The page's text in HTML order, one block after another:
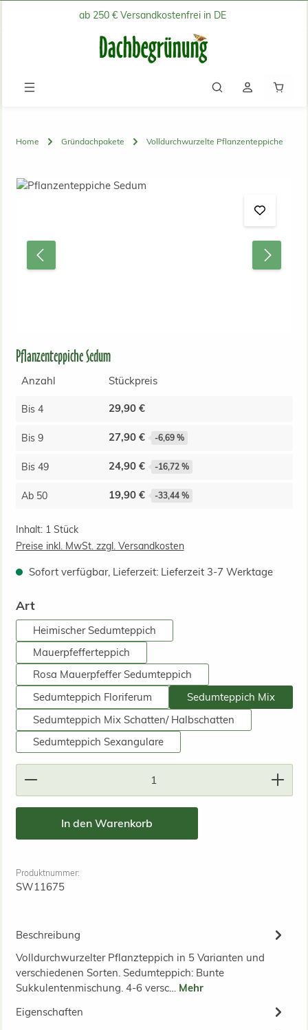
Zum Hauptinhalt springenab 250 € Versandkostenfrei in DE
Home Gründachpakete Volldurchwurzelte Pflanzenteppiche
Bildergalerie überspringen
Pflanzenteppiche Sedum
Anzahl Stückpreis
Bis 4 29,90 €
Bis 9 27,90 € -6,69 %
Bis 49 24,90 € -16,72 %
Ab 50 19,90 € -33,44 %
Inhalt: 1 Stück
Preise inkl. MwSt. zzgl. Versandkosten
Sofort verfügbar, Lieferzeit: Lieferzeit 3-7 Werktage
Artauswählen
Heimischer Sedumteppich
Mauerpfefferteppich
Rosa Mauerpfeffer Sedumteppich
Sedumteppich Floriferum
Sedumteppich Mix
Sedumteppich Mix Schatten/ Halbschatten
Sedumteppich Sexangulare
Produkt Anzahl: Gib den gewünschten Wert ein
In den Warenkorb
Produktnummer:
SW11675
Beschreibung
Volldurchwurzelter Pflanzteppich in 5 Varianten und
verschiedenen Sorten. Sedumteppich: Bunte
Sukkulentenmischung. 4-6 versc… Mehr
Eigenschaften